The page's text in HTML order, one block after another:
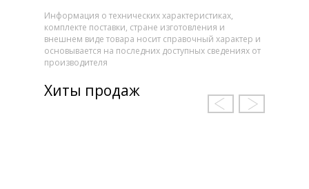
Информация о технических характеристиках,
комплекте поставки, стране изготовления и
внешнем виде товара носит справочный характер и
основывается на последних доступных сведениях от
производителя
Хиты продаж